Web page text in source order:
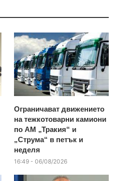
Ограничават движението
на тежкотоварни камиони
по АМ „Тракия“ и
„Струма“ в петък и
неделя
16:49 - 06/08/2026